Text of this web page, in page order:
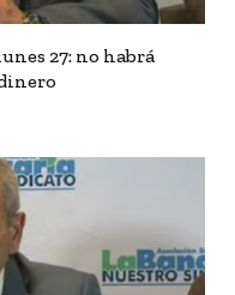
27: no habrá